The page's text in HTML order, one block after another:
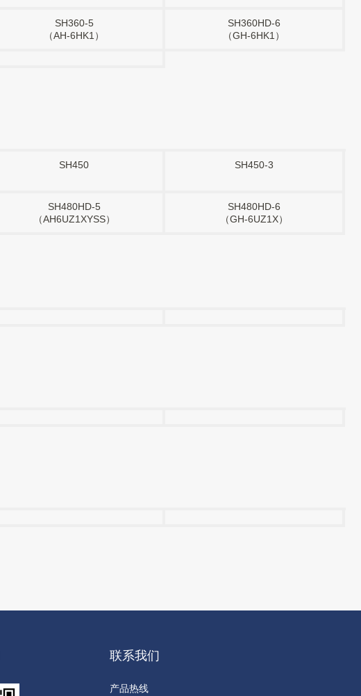
SH360-5
（AH-6HK1）
SH360HD-6
（GH-6HK1）
SH450 SH450-3
SH480HD-5
（AH6UZ1XYSS）
SH480HD-6
（GH-6UZ1X）
联系我们
产品热线